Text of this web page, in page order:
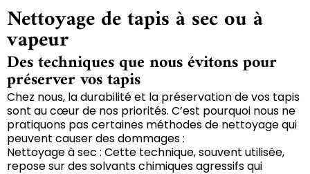
Nettoyage de tapis à sec ou à
vapeur
Des techniques que nous évitons pour
préserver vos tapis
Chez nous, la durabilité et la préservation de vos tapis
sont au cœur de nos priorités. C’est pourquoi nous ne
pratiquons pas certaines méthodes de nettoyage qui
peuvent causer des dommages :
Nettoyage à sec : Cette technique, souvent utilisée,
repose sur des solvants chimiques agressifs qui